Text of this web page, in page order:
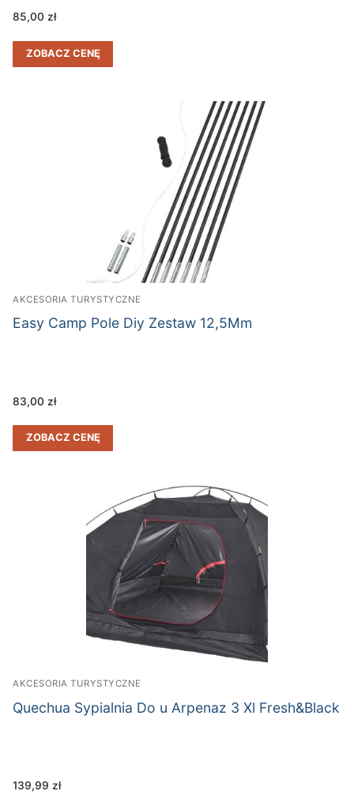
85,00 zł
ZOBACZ CENĘ
AKCESORIA TURYSTYCZNE
Easy Camp Pole Diy Zestaw 12,5Mm
83,00 zł
ZOBACZ CENĘ
AKCESORIA TURYSTYCZNE
Quechua Sypialnia Do u Arpenaz 3 Xl Fresh&Black
139,99 zł